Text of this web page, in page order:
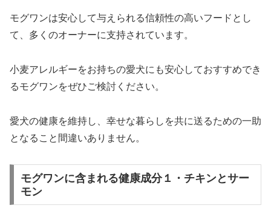
モグワンは安心して与えられる信頼性の高いフードとし
て、多くのオーナーに支持されています。
小麦アレルギーをお持ちの愛犬にも安心しておすすめでき
るモグワンをぜひご検討ください。
愛犬の健康を維持し、幸せな暮らしを共に送るための一助
となること間違いありません。
モグワンに含まれる健康成分１・チキンとサー
モン